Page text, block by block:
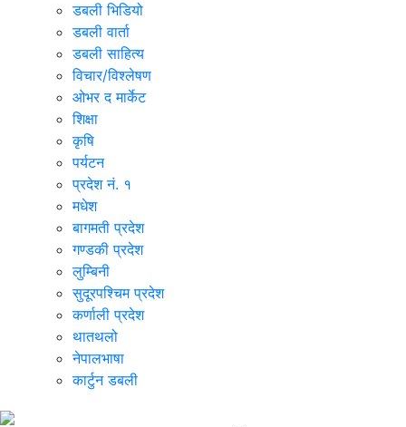
डबली भिडियो
डबली वार्ता
डबली साहित्य
विचार/विश्‍लेषण
ओभर द मार्केट
शिक्षा
कृषि
पर्यटन
प्रदेश नं. १
मधेश
बागमती प्रदेश
गण्डकी प्रदेश
लुम्बिनी
सुदूरपश्चिम प्रदेश
कर्णाली प्रदेश
थातथलो
नेपालभाषा
कार्टुन डबली